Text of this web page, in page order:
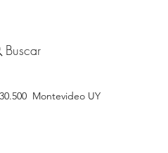
Buscar
Montevideo UY